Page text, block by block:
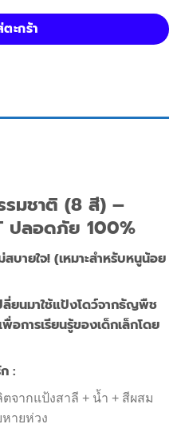
ะกร้า
รมชาติ (8 สี) –
ปลอดภัย 100%
ายใจ! (เหมาะสำหรับหนูน้อย
ยนมาใช้แป้งโดว์จากธัญพืช
อการเรียนรู้ของเด็กเล็กโดย
:
จากแป้งสาลี + น้ำ + สีผสม
ายห่วง